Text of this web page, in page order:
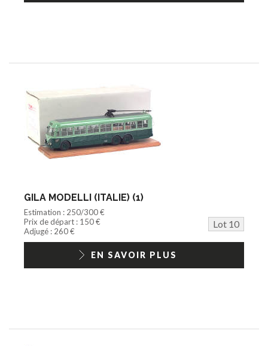
GILA MODELLI (ITALIE) (1)
Estimation : 250/300 €
Prix de départ : 150 €
Lot 10
Adjugé : 260 €
EN SAVOIR PLUS